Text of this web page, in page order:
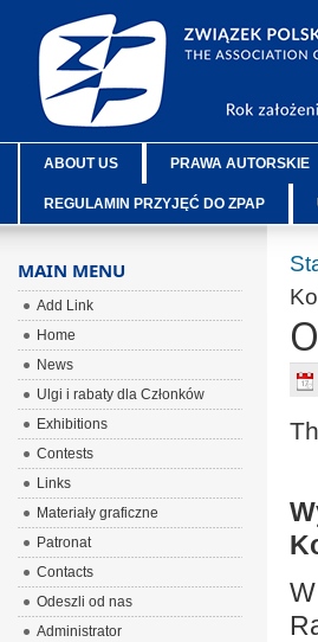
ABOUT US PRAWA AUTORSKIE
REGULAMIN PRZYJĘĆ DO ZPAP
MAIN MENU
Add Link
Home
News
Ulgi i rabaty dla Członków
Exhibitions
Contests
Links
Materiały graficzne
Patronat
Contacts
Odeszli od nas
Administrator